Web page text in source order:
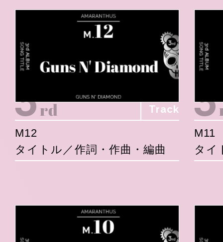
Track
M12
タイトル／作詞・作曲・編曲
M11
タイ